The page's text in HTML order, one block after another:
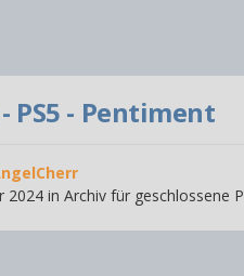
PS5 - Pentiment
2024in Archiv für geschlossene